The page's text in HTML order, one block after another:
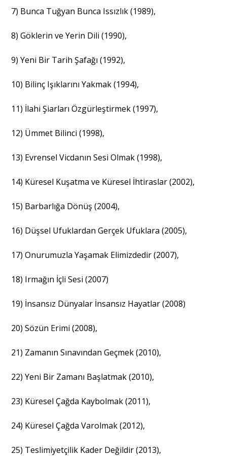
7) Bunca Tuğyan Bunca Issızlık (1989),
8) Göklerin ve Yerin Dili (1990),
9) Yeni Bir Tarih Şafağı (1992),
10) Bilinç Işıklarını Yakmak (1994),
11) İlahi Şiarları Özgürleştirmek (1997),
12) Ümmet Bilinci (1998),
13) Evrensel Vicdanın Sesi Olmak (1998),
14) Küresel Kuşatma ve Küresel İhtiraslar (2002),
15) Barbarlığa Dönüş (2004),
16) Düşsel Ufuklardan Gerçek Ufuklara (2005),
17) Onurumuzla Yaşamak Elimizdedir (2007),
18) Irmağın İçli Sesi (2007)
19) İnsansız Dünyalar İnsansız Hayatlar (2008)
20) Sözün Erimi (2008),
21) Zamanın Sınavından Geçmek (2010),
22) Yeni Bir Zamanı Başlatmak (2010),
23) Küresel Çağda Kaybolmak (2011),
24) Küresel Çağda Varolmak (2012),
25) Teslimiyetçilik Kader Değildir (2013),